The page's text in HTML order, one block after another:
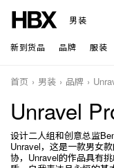
男装
新到货品 品牌 服装
首页 男装 品牌
Unravel
设计二人组和创意总监
Unravel，这是一款男女
协，Unravel的作品具有